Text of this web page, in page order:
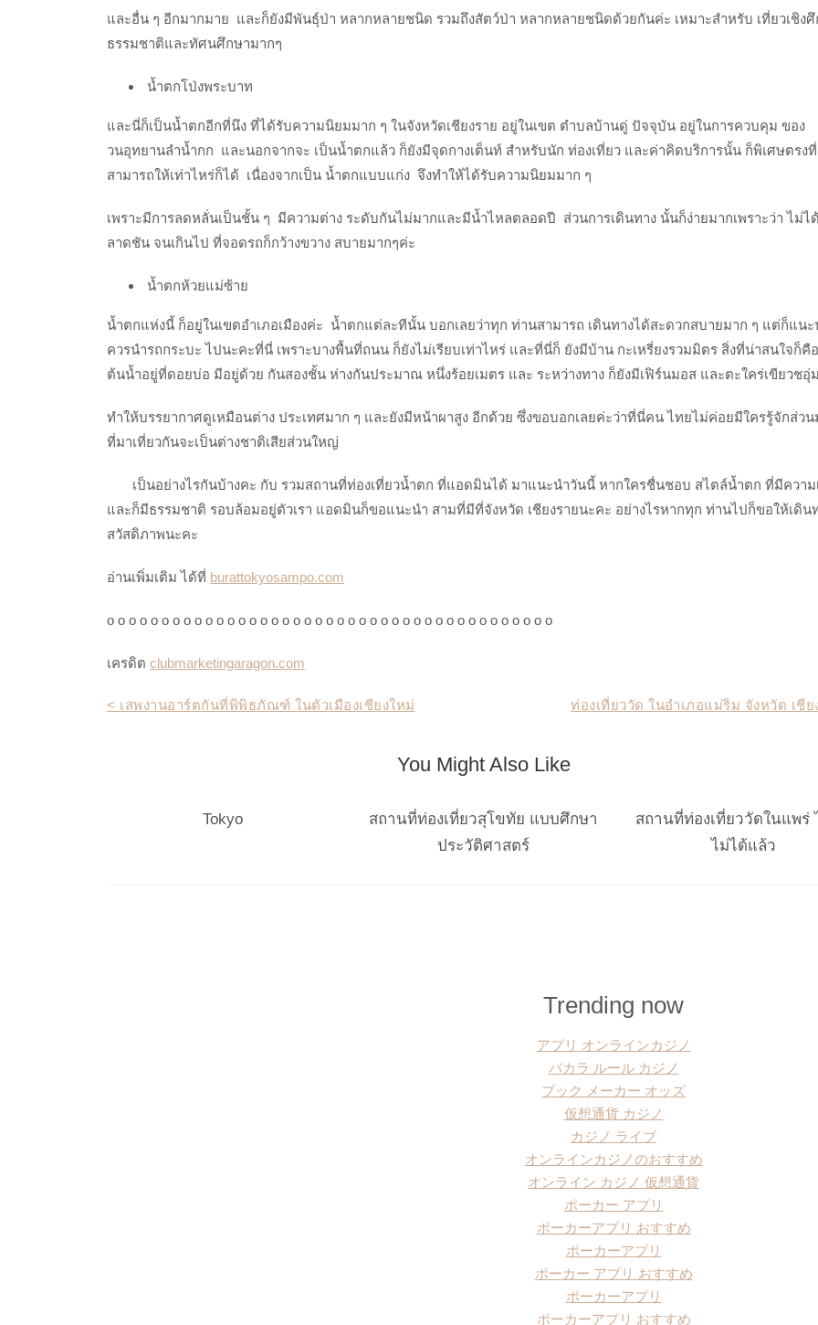
และอื่น ๆ อีกมากมาย และก็ยังมีพันธุ์ป่า หลากหลายชนิด รวมถึงสัตว์ป่า หลากหลายชนิดด้วยกันค่ะ เหมาะสำหรับ เที่ยวเชิงศึ
ธรรมชาติและทัศนศึกษามากๆ
น้ำตกโป่งพระบาท
และนี่ก็เป็นน้ำตกอีกที่นึง ที่ได้รับความนิยมมาก ๆ ในจังหวัดเชียงราย อยู่ในเขต ตำบลบ้านดู่ ปัจจุบัน อยู่ในการควบคุม ของ
วนอุทยานลำน้ำกก และนอกจากจะ เป็นน้ำตกแล้ว ก็ยังมีจุดกางเต็นท์ สำหรับนัก ท่องเที่ยว และค่าคิดบริการนั้น ก็พิเศษตรงที่
สามารถให้เท่าไหร่ก็ได้ เนื่องจากเป็น น้ำตกแบบแก่ง จึงทำให้ได้รับความนิยมมาก ๆ
เพราะมีการลดหลั่นเป็นชั้น ๆ มีความต่าง ระดับกันไม่มากและมีน้ำไหลตลอดปี ส่วนการเดินทาง นั้นก็ง่ายมากเพราะว่า ไม่ไ
ลาดชัน จนเกินไป ที่จอดรถก็กว้างขวาง สบายมากๆค่ะ
น้ำตกห้วยแม่ซ้าย
น้ำตกแห่งนี้ ก็อยู่ในเขตอำเภอเมืองค่ะ น้ำตกแต่ละทีนั้น บอกเลยว่าทุก ท่านสามารถ เดินทางได้สะดวกสบายมาก ๆ แต่ก็แนะ
ควรนำรถกระบะ ไปนะคะที่นี่ เพราะบางพื้นที่ถนน ก็ยังไม่เรียบเท่าไหร่ และที่นี่ก็ ยังมีบ้าน กะเหรี่ยงรวมมิตร สิ่งที่น่าสนใจก็คื
ต้นน้ำอยู่ที่ดอยบ่อ มีอยู่ด้วย กันสองชั้น ห่างกันประมาณ หนึ่งร้อยเมตร และ ระหว่างทาง ก็ยังมีเฟิร์นมอส และตะใคร่เขียวชอุ่ม
ทำให้บรรยากาศดูเหมือนต่าง ประเทศมาก ๆ และยังมีหน้าผาสูง อีกด้วย ซึ่งขอบอกเลยค่ะว่าที่นี่คน ไทยไม่ค่อยมีใครรู้จักส่วน
ที่มาเที่ยวกันจะเป็นต่างชาติเสียส่วนใหญ่
เป็นอย่างไรกันบ้างคะ กับ รวมสถานที่ท่องเที่ยวน้ำตก ที่แอดมินได้ มาแนะนำวันนี้ หากใครชื่นชอบ สไตล์น้ำตก ที่มีความ
และก็มีธรรมชาติ รอบล้อมอยู่ตัวเรา แอดมินก็ขอแนะนำ สามที่มีที่จังหวัด เชียงรายนะคะ อย่างไรหากทุก ท่านไปก็ขอให้เดิน
สวัสดิภาพนะคะ
อ่านเพิ่มเติม ได้ที่ burattokyosampo.com
o o o o o o o o o o o o o o o o o o o o o o o o o o o o o o o o o o o o o o o o o
เครดิต clubmarketingaragon.com
Post
< เสพงานอาร์ตกันที่พิพิธภัณฑ์ ในตัวเมืองเชียงใหม่ ท่องเที่ยววัด ในอำเภอแม่ริม จังหวัด เชีย
You Might Also Like
Tokyo
สถานที่ท่องเที่ยวสุโขทัย แบบศึกษา
ประวัติศาสตร์
สถานที่ท่องเที่ยววัดในแพร่
ไม่ได้แล้ว
Trending now
アプリ オンラインカジノ
バカラ ルール カジノ
ブック メーカー オッズ
仮想通貨 カジノ
カジノ ライブ
オンラインカジノのおすすめ
オンライン カジノ 仮想通貨
ポーカー アプリ
ポーカーアプリ おすすめ
ポーカーアプリ
ポーカー アプリ おすすめ
ポーカーアプリ
ポーカーアプリ おすすめ